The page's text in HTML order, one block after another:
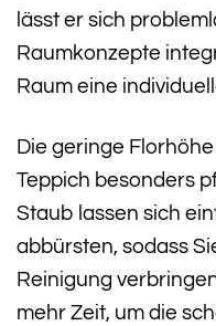
lässt er sich
Raumkonzepte
Raum eine
Die geringe
Teppich besonders
Staub lassen sich
abbürsten, sodass
Reinigung
mehr Zeit, um die